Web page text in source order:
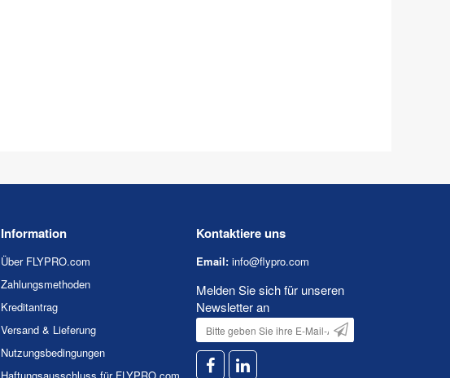
Information
Über FLYPRO.com
Zahlungsmethoden
Kreditantrag
Versand & Lieferung
Nutzungsbedingungen
Kontaktiere uns
Email: info@flypro.com
Melden Sie sich für unseren
Newsletter an